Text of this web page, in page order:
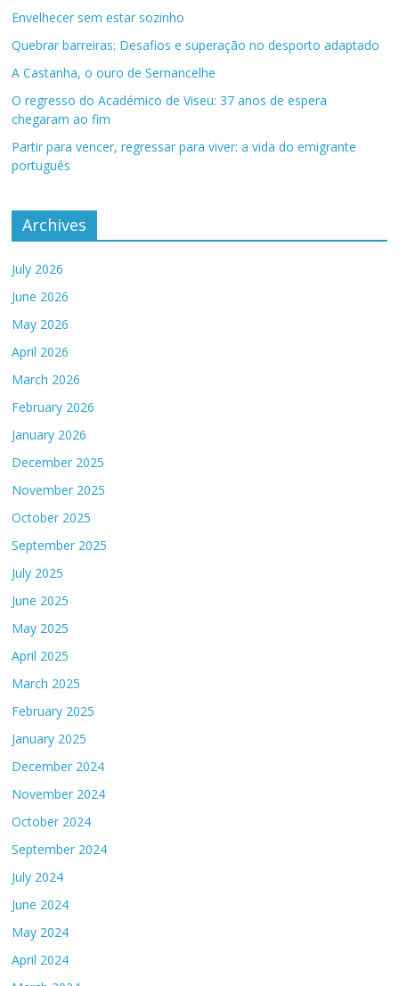
Envelhecer sem estar sozinho
Quebrar barreiras: Desafios e superação no desporto adaptado
A Castanha, o ouro de Sernancelhe
O regresso do Académico de Viseu: 37 anos de espera
chegaram ao fim
Partir para vencer, regressar para viver: a vida do emigrante
português
Archives
July 2026
June 2026
May 2026
April 2026
March 2026
February 2026
January 2026
December 2025
November 2025
October 2025
September 2025
July 2025
June 2025
May 2025
April 2025
March 2025
February 2025
January 2025
December 2024
November 2024
October 2024
September 2024
July 2024
June 2024
May 2024
April 2024